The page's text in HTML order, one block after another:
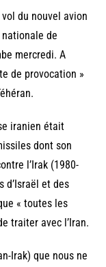
du nouvel avion
de
mercredi. A
de provocation »
iranien était
dont son
l’Irak (1980-
d’Israël et des
« toutes les
traiter avec l’Iran.
Irak) que nous ne